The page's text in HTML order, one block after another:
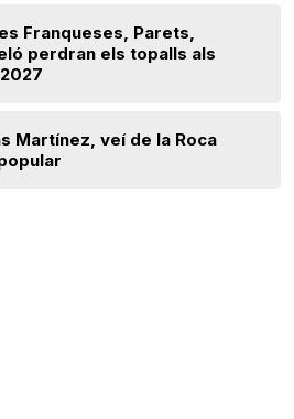
Franqueses, Parets,
perdran els topalls als
Martínez, veí de la Roca